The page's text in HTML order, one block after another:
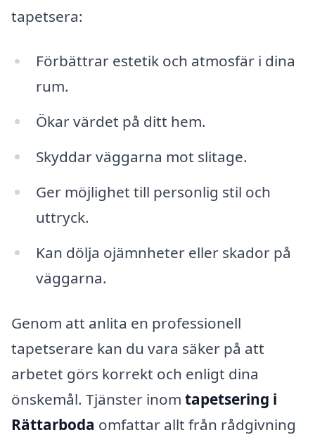
tapetsera:
Förbättrar estetik och atmosfär i dina
rum.
Ökar värdet på ditt hem.
Skyddar väggarna mot slitage.
Ger möjlighet till personlig stil och
uttryck.
Kan dölja ojämnheter eller skador på
väggarna.
Genom att anlita en professionell
tapetserare kan du vara säker på att
arbetet görs korrekt och enligt dina
önskemål. Tjänster inom tapetsering i
Rättarboda omfattar allt från rådgivning